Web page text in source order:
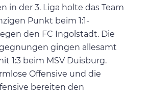
in der 3. Liga holte das Team
Punkt beim 1:1-
den FC Ingolstadt. Die
gingen allesamt
1:3 beim MSV Duisburg.
Offensive und die
bereiten den